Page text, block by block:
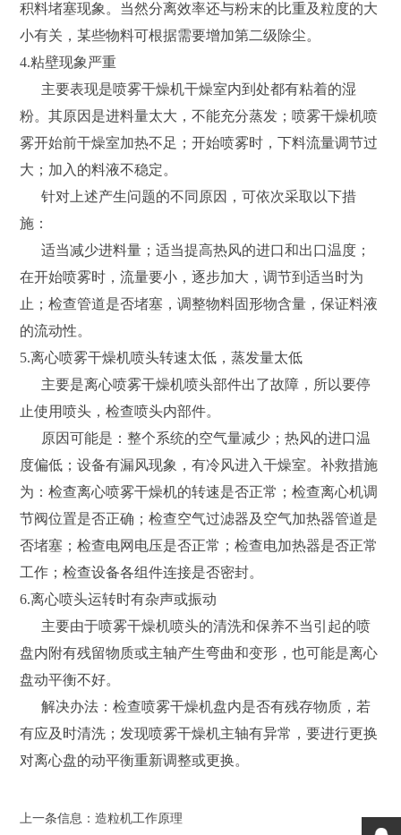
积料堵塞现象。当然分离效率还与粉末的比重及粒度的大
小有关，某些物料可根据需要增加第二级除尘。
4.粘壁现象严重
主要表现是喷雾干燥机干燥室内到处都有粘着的湿
粉。其原因是进料量太大，不能充分蒸发；喷雾干燥机喷
雾开始前干燥室加热不足；开始喷雾时，下料流量调节过
大；加入的料液不稳定。
针对上述产生问题的不同原因，可依次采取以下措
施：
适当减少进料量；适当提高热风的进口和出口温度；
在开始喷雾时，流量要小，逐步加大，调节到适当时为
止；检查管道是否堵塞，调整物料固形物含量，保证料液
的流动性。
5.离心喷雾干燥机喷头转速太低，蒸发量太低
主要是离心喷雾干燥机喷头部件出了故障，所以要停
止使用喷头，检查喷头内部件。
原因可能是：整个系统的空气量减少；热风的进口温
度偏低；设备有漏风现象，有冷风进入干燥室。补救措施
为：检查离心喷雾干燥机的转速是否正常；检查离心机调
节阀位置是否正确；检查空气过滤器及空气加热器管道是
否堵塞；检查电网电压是否正常；检查电加热器是否正常
工作；检查设备各组件连接是否密封。
6.离心喷头运转时有杂声或振动
主要由于喷雾干燥机喷头的清洗和保养不当引起的喷
盘内附有残留物质或主轴产生弯曲和变形，也可能是离心
盘动平衡不好。
解决办法：检查喷雾干燥机盘内是否有残存物质，若
有应及时清洗；发现喷雾干燥机主轴有异常，要进行更换
对离心盘的动平衡重新调整或更换。
上一条信息：造粒机工作原理